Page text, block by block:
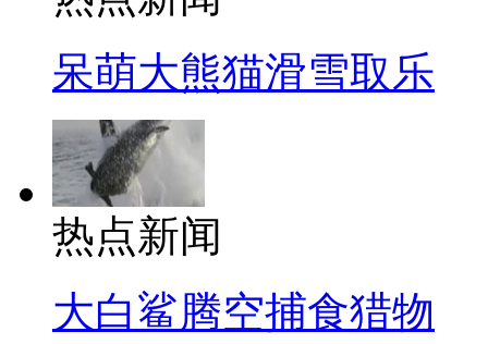
呆萌大熊猫滑雪取乐
热点新闻
大白鲨腾空捕食猎物